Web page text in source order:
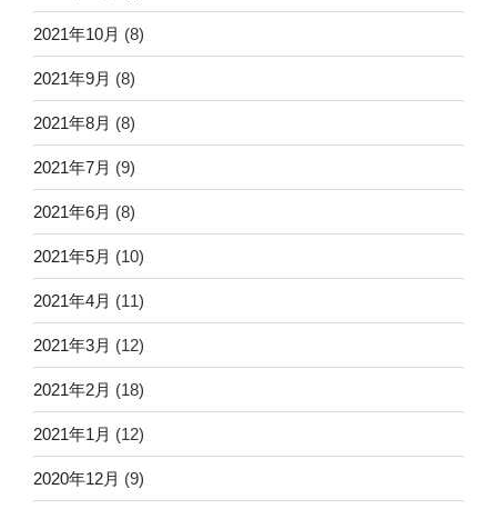
2021年10月 (8)
2021年9月 (8)
2021年8月 (8)
2021年7月 (9)
2021年6月 (8)
2021年5月 (10)
2021年4月 (11)
2021年3月 (12)
2021年2月 (18)
2021年1月 (12)
2020年12月 (9)